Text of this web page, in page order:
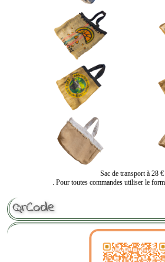
Sac de transport à 28 €
. Pour toutes commandes utiliser le
QrCode